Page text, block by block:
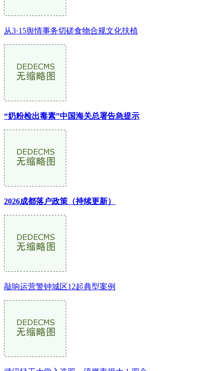
从3·15舆情事务切磋食物合规文化扶植
“奶粉检出毒素”中国海关总署告急提示
2026成都落户政策（持续更新）
敲响运营警钟城区12起典型案例